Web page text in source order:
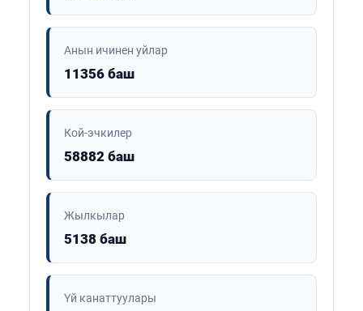
Анын ичинен уйлар
11356 баш
Кой-эчкилер
58882 баш
Жылкылар
5138 баш
Үй канаттуулары